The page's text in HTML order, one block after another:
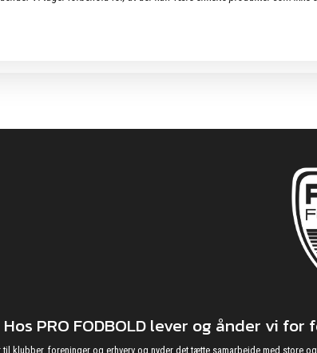
Hos PRO FODBOLD lever og ånder vi
til klubber, foreninger og erhverv og nyder det tætte samarbejde med store